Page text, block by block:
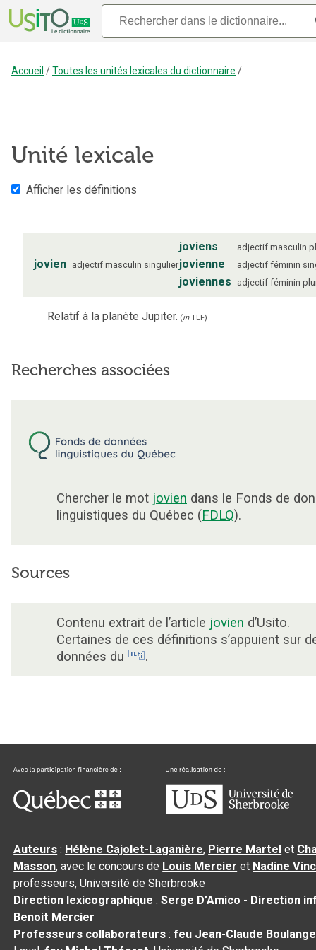
Accueil /Toutes les unités lexicales du dictionnaire /
Unité lexicale
Afficher les définitions
jovien adjectif masculin singulier
joviens adjectif masculin
jovienne adjectif féminin
joviennes adjectif féminin
Relatif à la planète Jupiter. (inTLF)
Recherches associées
Chercher le mot jovien dans le Fonds de
linguistiques du Québec (FDLQ).
Sources
Contenu extrait de l’article jovien d’Usito.
Certaines de ces définitions s’appuient sur
données du
.
Auteurs : Hélène Cajolet-Laganière, Pierre Martel et
Masson, avec le concours de Louis Mercier et Nadine
professeurs, Université de Sherbrooke
Direction lexicographique :Serge D’Amico - Direction
Benoit Mercier
Professeurs collaborateurs :feu Jean-Claude